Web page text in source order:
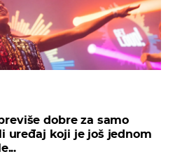
dobre za samo
uređaj koji je još jednom